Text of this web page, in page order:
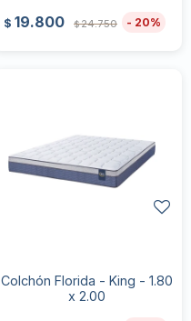
$ 19.800 $24.750 20
Colchón Florida - King - 1.80
x 2.00